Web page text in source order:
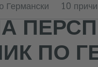
Германски 10
ПО